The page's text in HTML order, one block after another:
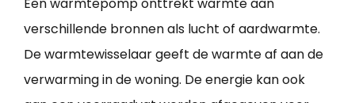
verschillende bronnen als lucht of aardwarmte.
De warmtewisselaar geeft de warmte af aan de
verwarming in de woning. De energie kan ook